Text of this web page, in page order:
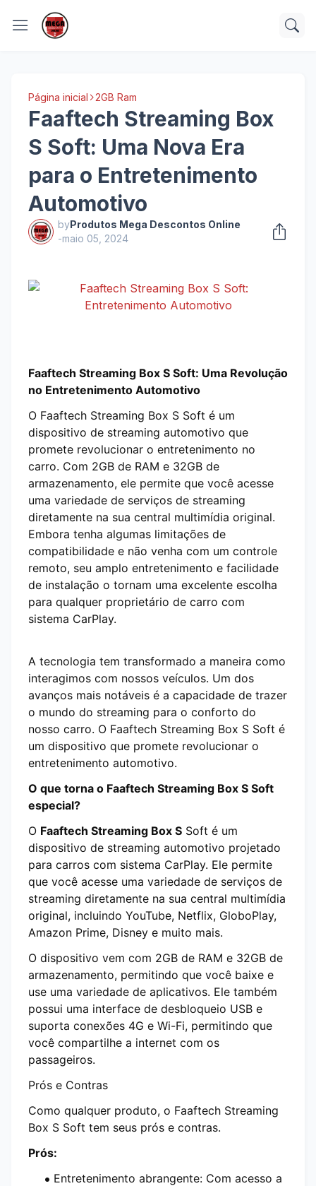
Página inicial 2GB Ram
Faaftech Streaming Box
S Soft: Uma Nova Era
para o Entretenimento
Automotivo
byProdutos Mega Descontos Online
-maio 05, 2024
Faaftech Streaming Box S Soft: Uma Revolução
no Entretenimento Automotivo
O Faaftech Streaming Box S Soft é um
dispositivo de streaming automotivo que
promete revolucionar o entretenimento no
carro. Com 2GB de RAM e 32GB de
armazenamento, ele permite que você acesse
uma variedade de serviços de streaming
diretamente na sua central multimídia original.
Embora tenha algumas limitações de
compatibilidade e não venha com um controle
remoto, seu amplo entretenimento e facilidade
de instalação o tornam uma excelente escolha
para qualquer proprietário de carro com
sistema CarPlay.
A tecnologia tem transformado a maneira como
interagimos com nossos veículos. Um dos
avanços mais notáveis é a capacidade de trazer
o mundo do streaming para o conforto do
nosso carro. O Faaftech Streaming Box S Soft é
um dispositivo que promete revolucionar o
entretenimento automotivo.
O que torna o Faaftech Streaming Box S Soft
especial?
O Faaftech Streaming Box S Soft é um
dispositivo de streaming automotivo projetado
para carros com sistema CarPlay. Ele permite
que você acesse uma variedade de serviços de
streaming diretamente na sua central multimídia
original, incluindo YouTube, Netflix, GloboPlay,
Amazon Prime, Disney e muito mais.
O dispositivo vem com 2GB de RAM e 32GB de
armazenamento, permitindo que você baixe e
use uma variedade de aplicativos. Ele também
possui uma interface de desbloqueio USB e
suporta conexões 4G e Wi-Fi, permitindo que
você compartilhe a internet com os
passageiros.
Prós e Contras
Como qualquer produto, o Faaftech Streaming
Box S Soft tem seus prós e contras.
Prós:
Entretenimento abrangente: Com acesso a